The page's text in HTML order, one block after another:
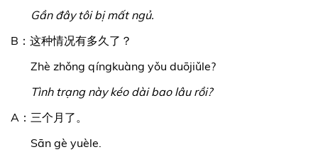
Gần đây tôi bị mất ngủ.
B：这种情况有多久了？
Zhè zhǒng qíngkuàng yǒu duōjiǔle?
Tình trạng này kéo dài bao lâu rồi?
A：三个月了。
Sān gè yuèle.